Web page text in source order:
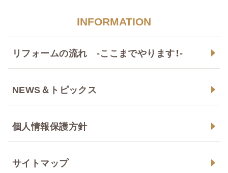
INFORMATION
リフォームの流れ -ここまでやります！-
NEWS＆トピックス
個人情報保護方針
サイトマップ